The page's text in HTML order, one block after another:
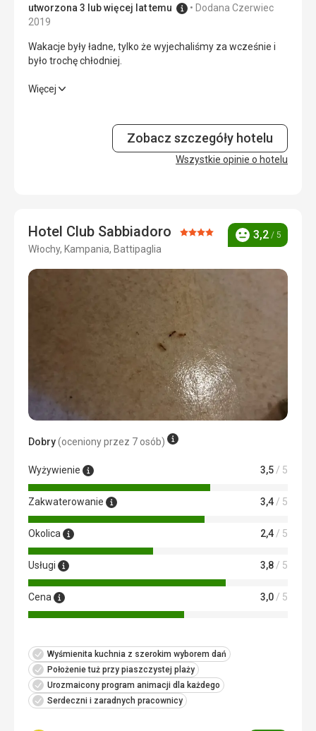
Usługi
Cena 4,0 / 5
utworzona 3 lub więcej lat temu
Dodana Czerwiec
2019
Wakacje były ładne, tylko że wyjechaliśmy za wcześnie i
było trochę chłodniej.
Wakacje były ładne, tylko że wyjechaliśmy za wcześnie i
3,0 / 5
4,0/ 5
Więcej
Zobacz szczegóły hotelu
Wszystkie opinie o hotelu
Hotel Club Sabbiadoro Ocena:
Włochy, Kampania, Battipaglia
Ocena
3,2 / 5
Dobry(oceniony przez 7 osób)
Wyżywienie 3,5 / 5
Zakwaterowanie 3,4 / 5
Okolica 2,4 / 5
Usługi 3,8 / 5
Cena 3,0 / 5
Wyśmienita kuchnia z szerokim wyborem dań
Położenie tuż przy piaszczystej plaży
Urozmaicony program animacji dla każdego
Serdeczni i zaradnych pracownicy